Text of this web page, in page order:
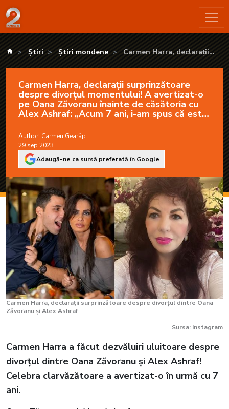
Carmen Harra, declarații surprinzătoare despre divorțul
kanald.ro
Știri Știri mondene
Carmen Harra, declarații
Oana Zăvoranu înainte de
căsătoria cu Alex Ashraf:
„Acum 7 ani, i-am spus că este
în pericol”
Carmen Harra, declarații surprinzătoare
despre divorțul momentului! A avertizat-o
pe Oana Zăvoranu înainte de căsătoria cu
Alex Ashraf: „Acum 7 ani, i-am spus că este
Author: Carmen Gearâp
29 sep 2023
Adaugă-ne ca sursă preferată în Google
Carmen Harra, declarații surprinzătoare despre divorțul dintre Oana
Zăvoranu și Alex Ashraf
Sursa: Instagram
Carmen Harra a făcut dezvăluiri uluitoare despre
divorțul dintre Oana Zăvoranu și Alex Ashraf!
Celebra clarvăzătoare a avertizat-o în urmă cu 7
ani.